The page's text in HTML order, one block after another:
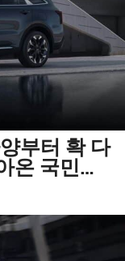
부터 확 다
온 국민